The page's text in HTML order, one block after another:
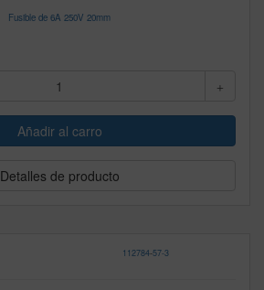
Fusible de 6A 250V 20mm
Detalles de producto
112784-57-3